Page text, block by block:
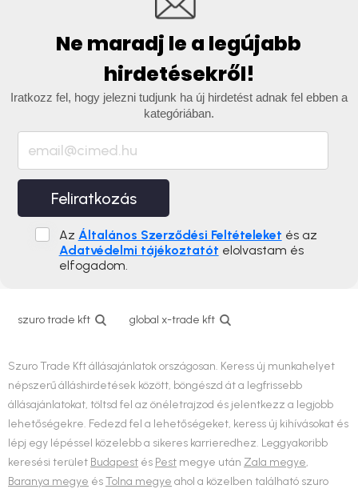
Ne maradj le a legújabb
hirdetésekről!
Iratkozz fel, hogy jelezni tudjunk ha új hirdetést adnak fel ebben a
kategóriában.
Feliratkozás
Az Általános Szerződési Feltételeket és az
Adatvédelmi tájékoztatót elolvastam és
elfogadom.
szuro trade kft global x-trade kft
Szuro Trade Kft állásajánlatok országosan. Keress új munkahelyet
népszerű álláshirdetések között, böngészd át a legfrissebb
állásajánlatokat, töltsd fel az önéletrajzod és jelentkezz a legjobb
lehetőségekre. Fedezd fel a lehetőségeket, keress új kihívásokat és
lépj egy lépéssel közelebb a sikeres karrieredhez. Leggyakoribb
keresési terület Budapest és Pest megye után Zala megye,
Baranya megye ésTolna megye ahol a közelben található szuro